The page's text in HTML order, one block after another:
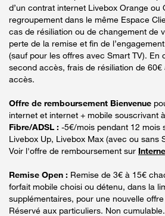
d’un contrat internet Livebox Orange ou
regroupement dans le même Espace
cas de résiliation ou de changement de
perte de la remise et fin de
(sauf pour les offres avec Smart TV). En
second accès, frais de résiliation de
accès.
Offre de remboursement Bienvenue
internet et internet + mobile souscrivant
Fibre/ADSL : -5€/mois pendant 12 mois
Livebox Up, Livebox Max (avec ou sans
Voir l'offre de remboursement sur
Remise Open : Remise de 3€ à 15€
forfait mobile choisi ou détenu, dans la
supplémentaires, pour une nouvelle
Réservé aux particuliers. Non